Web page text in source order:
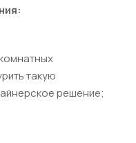
такую
решение;